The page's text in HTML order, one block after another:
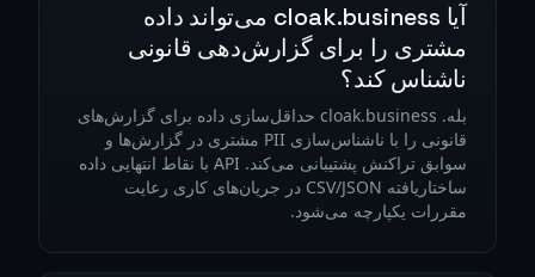
آیا cloak.business می‌تواند داده
مشتری را برای گزارش‌دهی قانونی
ناشناس کند؟
بله. cloak.business حداقل‌سازی داده برای گزارش‌های
قانونی را با ناشناس‌سازی PII مشتری در گزارش‌ها و
سوابق تراکنش پشتیبانی می‌کند. API با نقاط انتهایی داده
ساختاریافته CSV/JSON در جریان‌های کاری رعایت
مقررات یکپارچه می‌شود.